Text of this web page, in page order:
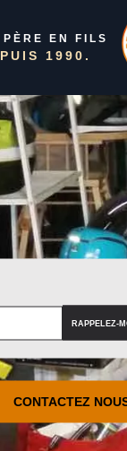
PÈRE EN FILS
1990.
CONTACTEZ